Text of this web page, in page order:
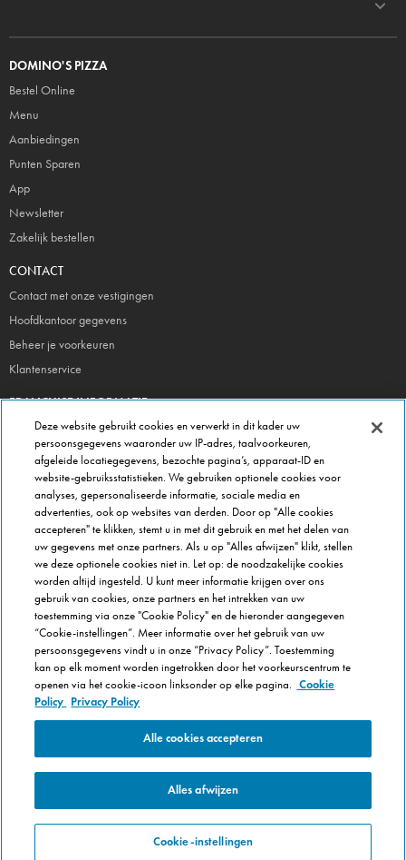
DOMINO'S PIZZA
Bestel Online
Menu
Aanbiedingen
Punten Sparen
App
Newsletter
Zakelijk bestellen
CONTACT
Contact met onze vestigingen
Hoofdkantoor gegevens
Beheer je voorkeuren
Klantenservice
FRANCHISE INFORMATIE
Meld je direct aan!
Franchise Brochure
Veel gestelde vragen
OVER DOMINOS
Newsroom
Werken bij Domino's
Care Team (voor medewerkers)
Scam waarschuwing
Privacybeleid
Voorwaarden & Condities
Cookie Policy
Cookie-instellingen
© 2025 Domino's Pizza Enterprises Ltd
Deze website gebruikt cookies en verwerkt in dit kader uw
persoonsgegevens waaronder uw IP-adres, taalvoorkeuren,
afgeleide locatiegegevens, bezochte pagina’s, apparaat-ID en
website-gebruiksstatistieken. We gebruiken optionele cookies voor
analyses, gepersonaliseerde informatie, sociale media en
advertenties, ook op websites van derden. Door op "Alle cookies
accepteren" te klikken, stemt u in met dit gebruik en met het delen van
uw gegevens met onze partners. Als u op "Alles afwijzen" klikt, stellen
we deze optionele cookies niet in. Let op: de noodzakelijke cookies
worden altijd ingesteld. U kunt meer informatie krijgen over ons
gebruik van cookies, onze partners en het intrekken van uw
toestemming via onze "Cookie Policy" en de hieronder aangegeven
“Cookie-instellingen”. Meer informatie over het gebruik van uw
persoonsgegevens vindt u in onze “Privacy Policy”. Toestemming
kan op elk moment worden ingetrokken door het voorkeurscentrum te
openen via het cookie-icoon linksonder op elke pagina. Cookie
Policy Privacy Policy
Alle cookies accepteren
Alles afwijzen
Cookie-instellingen